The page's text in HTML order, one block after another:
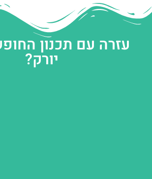
עזרה עם תכנון
יורק?